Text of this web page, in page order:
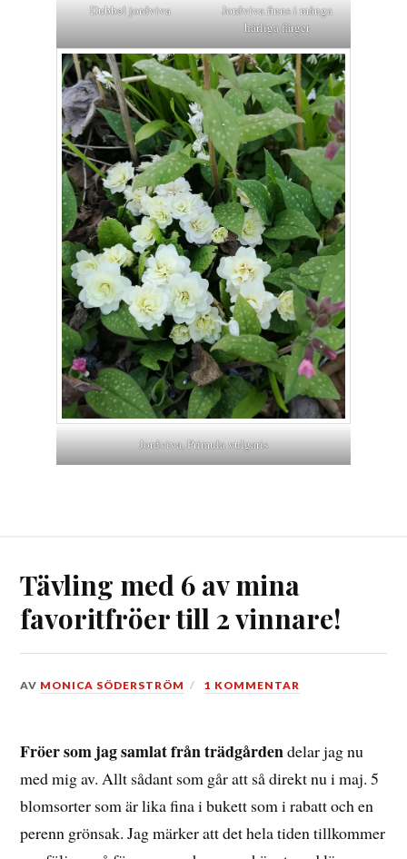
Dubbel jordviva
Jordviva finns i många
härliga färger
Jordviva, Primula vulgaris
Tävling med 6 av mina
favoritfröer till 2 vinnare!
DEN
2026
AV MONICA SÖDERSTRÖM 1 KOMMENTAR
Fröer som jag samlat från trädgårdendelar jag nu
med mig av. Allt sådant som går att så direkt nu i maj. 5
blomsorter som är lika fina i bukett som i rabatt och en
perenn grönsak. Jag märker att det hela tiden tillkommer